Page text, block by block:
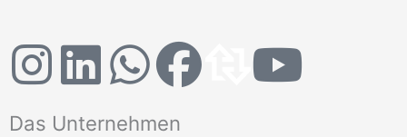
I
n
L
i
W
h
F
a
D Y
Das Unternehmen